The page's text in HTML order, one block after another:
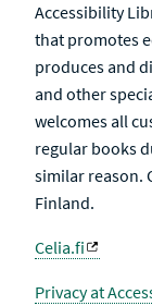
Accessibility
that promotes
produces and
and other
welcomes all
regular books
similar reason.
Finland.
Celia.fi
Privacy at